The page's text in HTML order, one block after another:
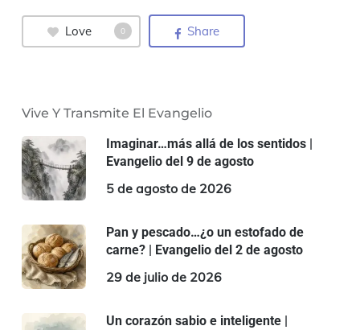
Love 0 Share
Vive Y Transmite El Evangelio
Imaginar…más allá de los sentidos |
Evangelio del 9 de agosto
5 de agosto de 2026
Pan y pescado…¿o un estofado de
carne? | Evangelio del 2 de agosto
29 de julio de 2026
Un corazón sabio e inteligente |